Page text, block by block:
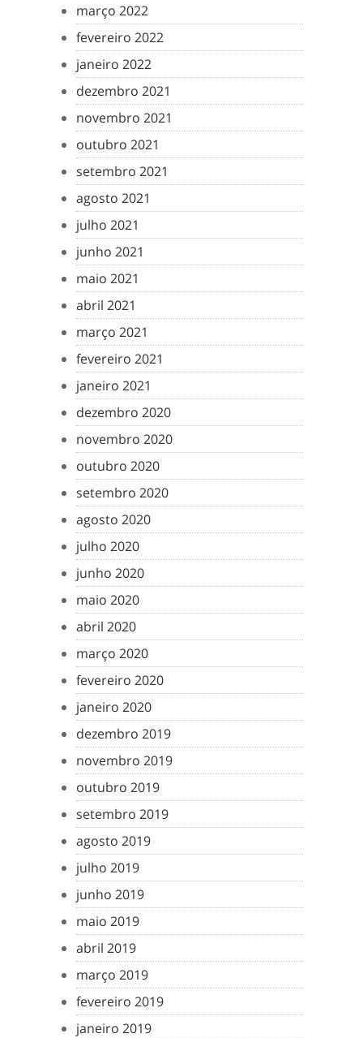
março 2022
fevereiro 2022
janeiro 2022
dezembro 2021
novembro 2021
outubro 2021
setembro 2021
agosto 2021
julho 2021
junho 2021
maio 2021
abril 2021
março 2021
fevereiro 2021
janeiro 2021
dezembro 2020
novembro 2020
outubro 2020
setembro 2020
agosto 2020
julho 2020
junho 2020
maio 2020
abril 2020
março 2020
fevereiro 2020
janeiro 2020
dezembro 2019
novembro 2019
outubro 2019
setembro 2019
agosto 2019
julho 2019
junho 2019
maio 2019
abril 2019
março 2019
fevereiro 2019
janeiro 2019